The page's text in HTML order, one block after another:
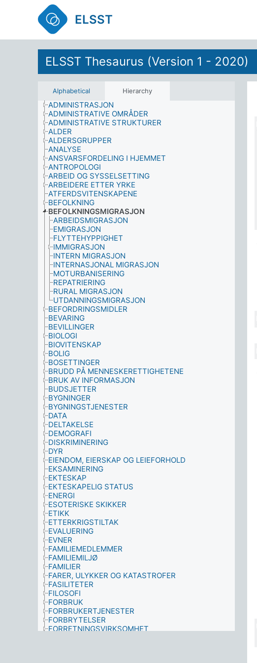
ELSST
ELSST Thesaurus (Version 1 - 2020)
Alphabetical Hierarchy
ADMINISTRASJON
ADMINISTRATIVE OMRÅDER
ADMINISTRATIVE STRUKTURER
ALDER
ALDERSGRUPPER
ANALYSE
ANSVARSFORDELING I HJEMMET
ANTROPOLOGI
ARBEID OG SYSSELSETTING
ARBEIDERE ETTER YRKE
ATFERDSVITENSKAPENE
BEFOLKNING
BEFOLKNINGSMIGRASJON
ARBEIDSMIGRASJON
EMIGRASJON
FLYTTEHYPPIGHET
IMMIGRASJON
INTERN MIGRASJON
INTERNASJONAL MIGRASJON
MOTURBANISERING
REPATRIERING
RURAL MIGRASJON
UTDANNINGSMIGRASJON
BEFORDRINGSMIDLER
BEVARING
BEVILLINGER
BIOLOGI
BIOVITENSKAP
BOLIG
BOSETTINGER
BRUDD PÅ MENNESKERETTIGHETENE
BRUK AV INFORMASJON
BUDSJETTER
BYGNINGER
BYGNINGSTJENESTER
DATA
DELTAKELSE
DEMOGRAFI
DISKRIMINERING
DYR
EIENDOM, EIERSKAP OG LEIEFORHOLD
EKSAMINERING
EKTESKAP
EKTESKAPELIG STATUS
ENERGI
ESOTERISKE SKIKKER
ETIKK
ETTERKRIGSTILTAK
EVALUERING
EVNER
FAMILIEMEDLEMMER
FAMILIEMILJØ
FAMILIER
FARER, ULYKKER OG KATASTROFER
FASILITETER
FILOSOFI
FORBRUK
FORBRUKERTJENESTER
FORBRYTELSER
FORRETNINGSVIRKSOMHET